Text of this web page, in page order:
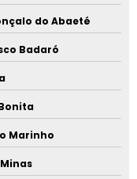
do Abaeté
Badaró
Marinho